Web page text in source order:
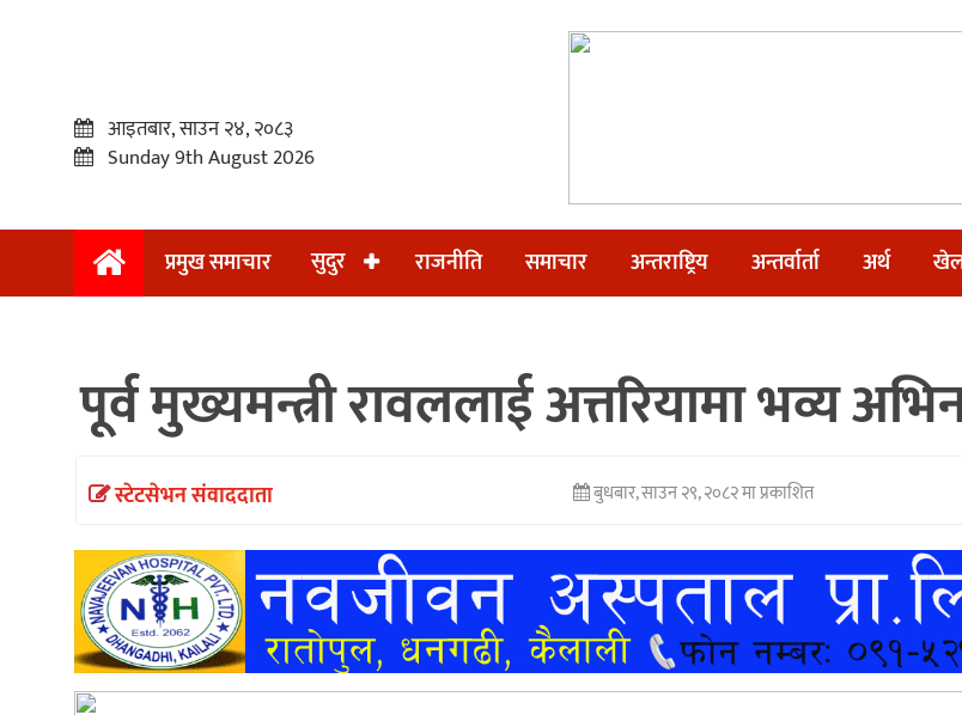
प्रमुख
राजनीति
समाचार
अन्तर्वार्ता
खेलकुद
आइतबार, साउन २४, २०८३
Sunday 9th August 2026
प्रमुख समाचार सुदुर राजनीति समाचार अन्तराष्ट्रिय अन्तर्वार्ता अर्थ
पूर्व मुख्यमन्त्री रावललाई अत्तरियामा भव्य
स्टेटसेभन संवाददाता बुधबार, साउन २९, २०८२ मा प्रकाशित